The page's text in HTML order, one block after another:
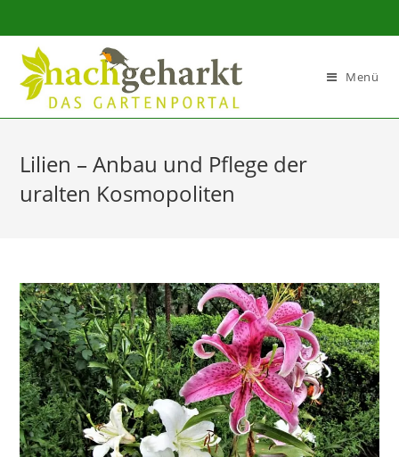
Sidebar-
Inhalt
Menü
Lilien – Anbau und Pflege der
uralten Kosmopoliten